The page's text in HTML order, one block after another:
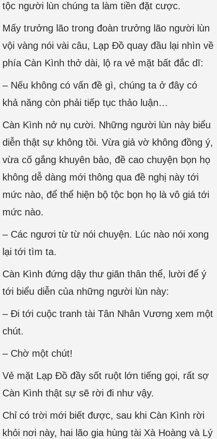
tộc người lùn chúng ta làm tiền đặt cược.
Mấy trưởng lão trong đoàn trưởng lão người lùn
vội vàng nói vài câu, Lạp Đồ quay đầu lại nhìn về
phía Càn Kình thở dài, lộ ra vẻ mặt bất đắc dĩ:
– Nếu không có vấn đề gì, chúng ta ở đây có
khả năng còn phải tiếp tục thảo luận…
Càn Kình nở nụ cười. Những người lùn này biểu
diễn thật sự không tồi. Vừa giả vờ không đồng ý,
vừa cố gắng khuyên bảo, đề cao chuyện bọn họ
không dễ dàng mới thông qua đề nghị này tới
mức nào, để thể hiện bộ tộc bọn họ là vô giá tới
mức nào.
– Các ngươi từ từ nói chuyện. Lúc nào nói xong
lại tới tìm ta.
Càn Kình đứng dậy thư giãn thân thể, lười để ý
tới biểu diễn của những người lùn này:
– Đi tới cuộc tranh tài Tân Nhân Vương xem một
chút.
– Chờ một chút!
Vẻ mặt Lạp Đồ đầy sốt ruột lớn tiếng gọi, rất sợ
Càn Kình thật sự sẽ rời đi như vậy.
Chỉ có trời mới biết được, sau khi Càn Kình rời
khỏi nơi này, hai lão gia hùng tài Xà Hoàng và Lý